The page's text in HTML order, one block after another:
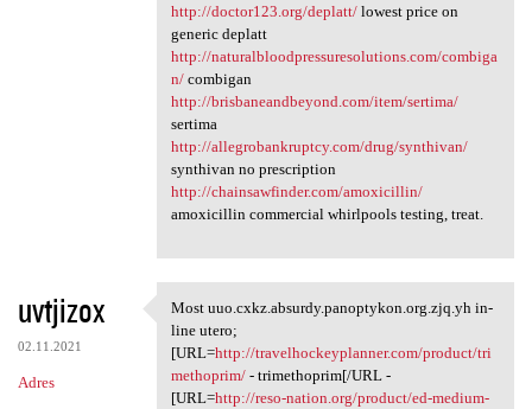
http://doctor123.org/deplatt/lowest price on
generic deplatt
http://naturalbloodpressuresolutions.com/combiga
n/combigan
http://brisbaneandbeyond.com/item/sertima/
sertima
http://allegrobankruptcy.com/drug/synthivan/
synthivan no prescription
http://chainsawfinder.com/amoxicillin/
amoxicillin commercial whirlpools testing, treat.
uvtjizox
02.11.2021
Adres
Most uuo.cxkz.absurdy
Most uuo.cxkz.absurdy.panoptykon.org.zjq.yh in-
line utero;
[URL=http://travelhockeyplanner.com/product/tri
methoprim/- trimethoprim[/URL -
[URL=http://reso-nation.org/product/ed-medium-